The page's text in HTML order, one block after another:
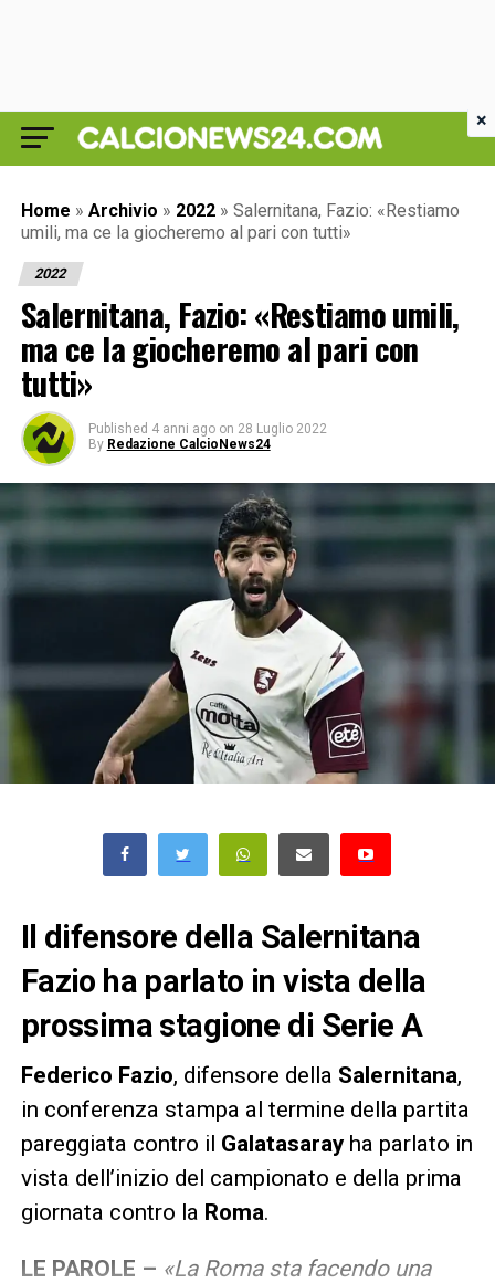
Home » Archivio » 2022 » Salernitana, Fazio: «Restiamo
umili, ma ce la giocheremo al pari con tutti»
2022
Salernitana, Fazio: «Restiamo umili,
ma ce la giocheremo al pari con
tutti»
Published 4 anni ago on 28 Luglio 2022
By Redazione CalcioNews24
Il difensore della Salernitana
Fazio ha parlato in vista della
prossima stagione di Serie A
Federico Fazio, difensore della Salernitana,
in conferenza stampa al termine della partita
pareggiata contro il Galatasarayha parlato in
vista dell’inizio del campionato e della prima
giornata contro la Roma.
LE PAROLE – «La Roma sta facendo una
×